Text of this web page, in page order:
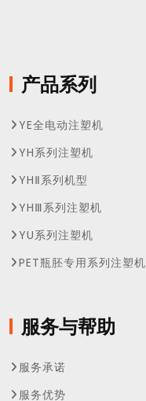
产品系列
YE全电动注塑机
YH系列注塑机
YHⅡ系列机型
YHⅢ系列注塑机
YU系列注塑机
PET瓶胚专用系列注塑机
服务与帮助
服务承诺
服务优势